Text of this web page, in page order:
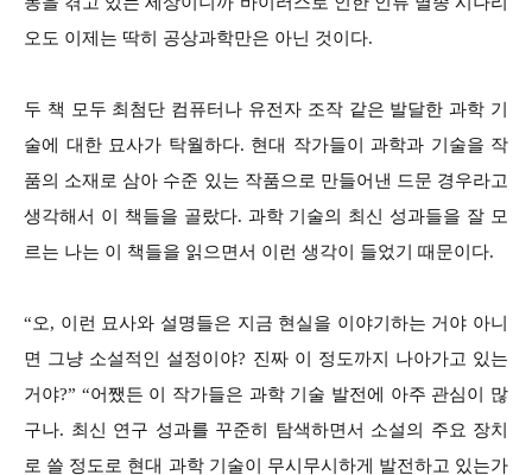
오도 이제는 딱히 공상과학만은 아닌 것이다.
두 책 모두 최첨단 컴퓨터나 유전자 조작 같은 발달한 과학 기
술에 대한 묘사가 탁월하다. 현대 작가들이 과학과 기술을 작
품의 소재로 삼아 수준 있는 작품으로 만들어낸 드문 경우라고
생각해서 이 책들을 골랐다. 과학 기술의 최신 성과들을 잘 모
르는 나는 이 책들을 읽으면서 이런 생각이 들었기 때문이다.
“오, 이런 묘사와 설명들은 지금 현실을 이야기하는 거야 아니
면 그냥 소설적인 설정이야? 진짜 이 정도까지 나아가고 있는
거야?” “어쨌든 이 작가들은 과학 기술 발전에 아주 관심이 많
구나. 최신 연구 성과를 꾸준히 탐색하면서 소설의 주요 장치
로 쓸 정도로 현대 과학 기술이 무시무시하게 발전하고 있는가